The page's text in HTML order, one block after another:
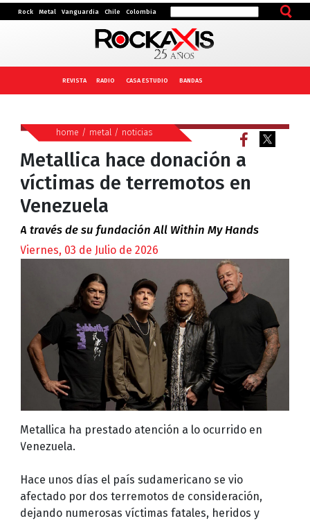
Rock Metal Vanguardia Chile Colombia
REVISTA RADIO CASA ESTUDIO BANDAS
home / metal/ noticias
Metallica hace donación a
víctimas de terremotos en
Venezuela
A través de su fundación All Within My Hands
Viernes, 03 de Julio de 2026
Metallica ha prestado atención a lo ocurrido en
Venezuela.
Hace unos días el país sudamericano se vio
afectado por dos terremotos de consideración,
dejando numerosas víctimas fatales, heridos y